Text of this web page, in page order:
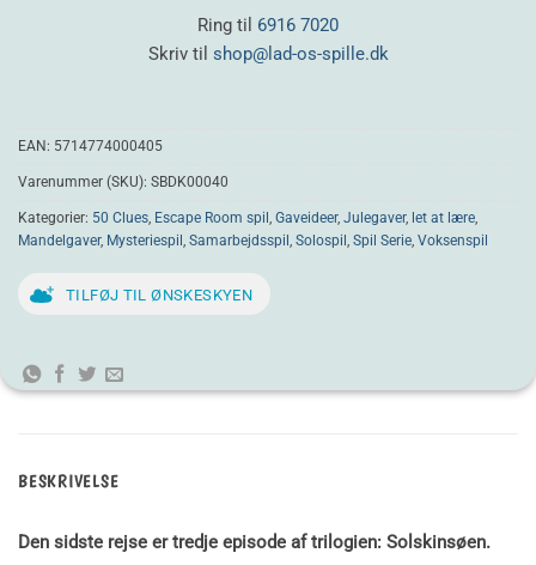
Ring til 6916 7020
Skriv til shop@lad-os-spille.dk
EAN: 5714774000405
Varenummer (SKU): SBDK00040
Kategorier: 50 Clues Escape Room spil Gaveideer, Julegaver, let at lære
Mandelgaver, Mysteriespil Samarbejdsspil Solospil Spil Serie Voksenspil
TILFØJ TIL ØNSKESKYEN
BESKRIVELSE
Den sidste rejse er tredje episode af trilogien: Solskinsøen.